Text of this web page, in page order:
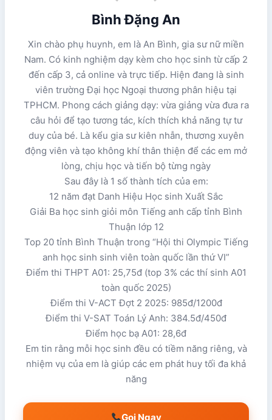
Bình Đặng An
Xin chào phụ huynh, em là An Bình, gia sư nữ miền
Nam. Có kinh nghiệm dạy kèm cho học sinh từ cấp 2
đến cấp 3, cả online và trực tiếp. Hiện đang là sinh
viên trường Đại học Ngoại thương phân hiệu tại
TPHCM. Phong cách giảng dạy: vừa giảng vừa đưa ra
câu hỏi để tạo tương tác, kích thích khả năng tự tư
duy của bé. Là kểu gia sư kiên nhẫn, thương xuyên
động viên và tạo không khí thân thiện để các em mở
lòng, chịu học và tiến bộ từng ngày
Sau đây là 1 số thành tích của em:
12 năm đạt Danh Hiệu Học sinh Xuất Sắc
Giải Ba học sinh giỏi môn Tiếng anh cấp tỉnh Bình
Thuận lớp 12
Top 20 tỉnh Bình Thuận trong “Hội thi Olympic Tiếng
anh học sinh sinh viên toàn quốc lần thứ VI”
Điểm thi THPT A01: 25,75đ (top 3% các thí sinh A01
toàn quốc 2025)
Điểm thi V-ACT Đợt 2 2025: 985đ/1200đ
Điểm thi V-SAT Toán Lý Anh: 384.5đ/450đ
Điểm học bạ A01: 28,6đ
Em tin rằng mỗi học sinh đều có tiềm năng riêng, và
nhiệm vụ của em là giúp các em phát huy tối đa khả
năng
Gọi Ngay